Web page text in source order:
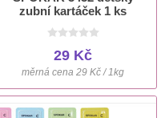
zubní kartáček 1 ks
29 Kč
měrná cena 29 Kč / 1kg